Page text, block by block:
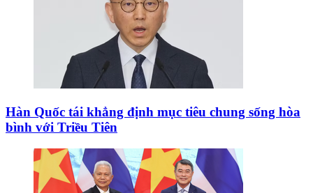
Hàn Quốc tái khẳng định mục tiêu chung sống hòa
bình với Triều Tiên